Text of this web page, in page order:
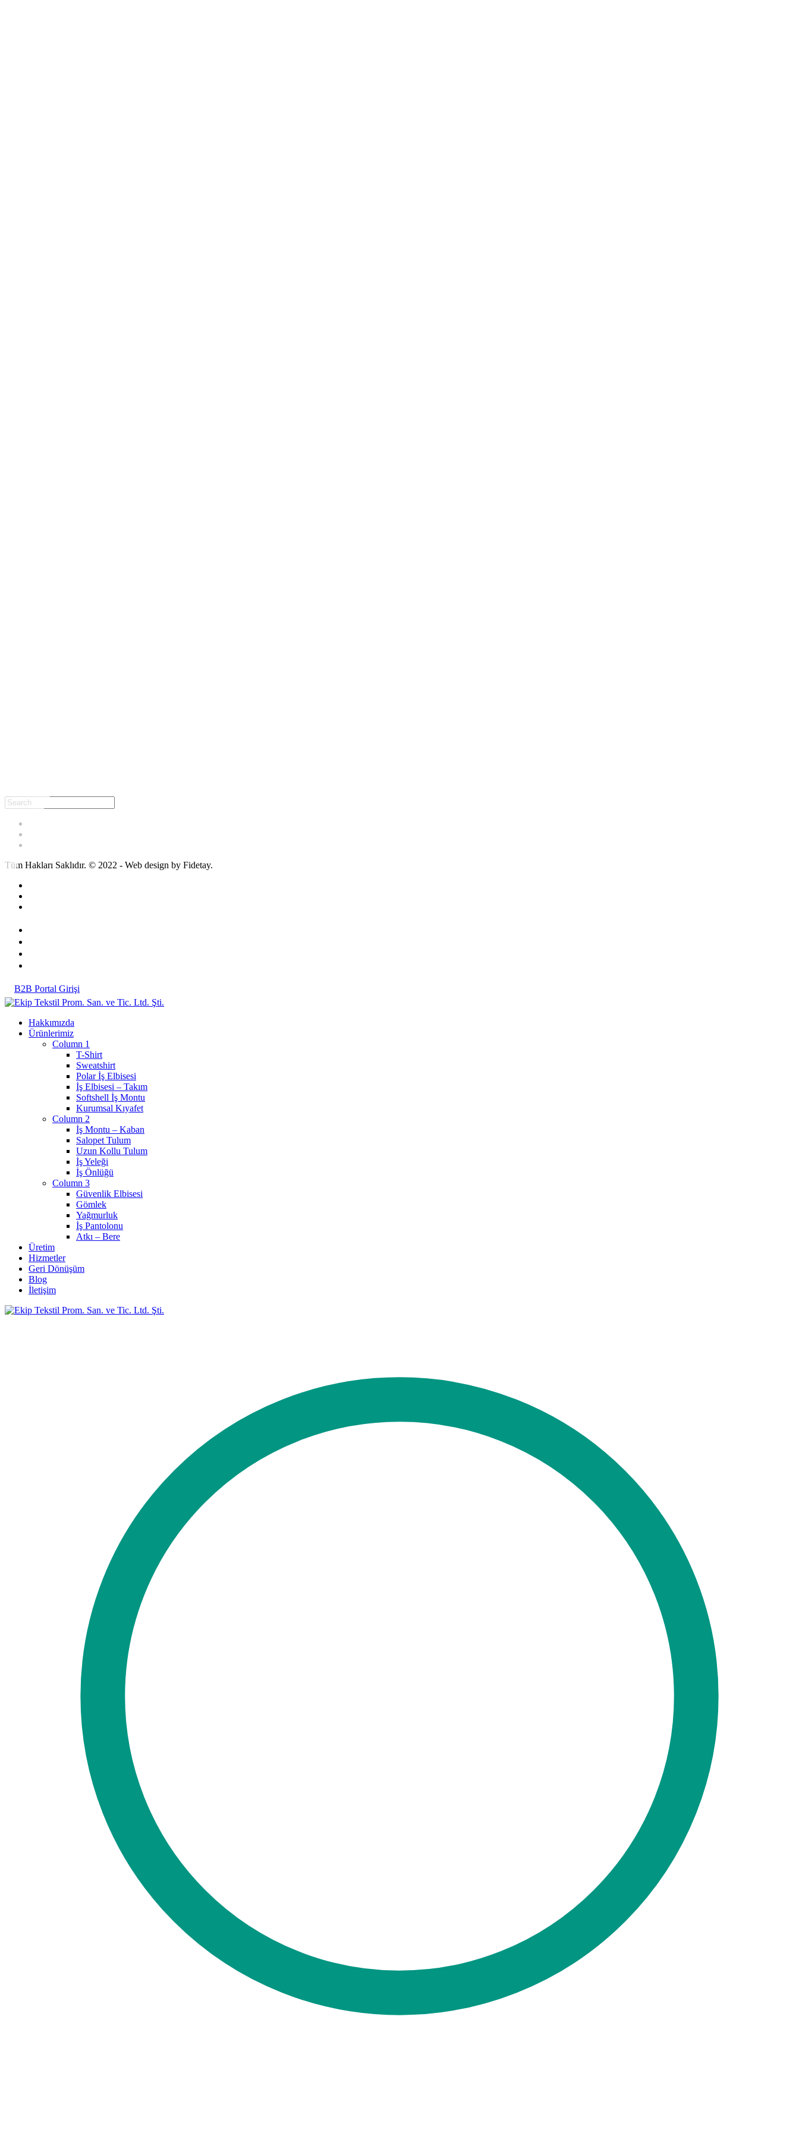
Tüm Hakları Saklıdır. © 2022 - Web design by Fidetay.
B2B Portal Girişi
Hakkımızda
Ürünlerimiz
Column 1
T-Shirt
Sweatshirt
Polar İş Elbisesi
İş Elbisesi – Takım
Softshell İş Montu
Kurumsal Kıyafet
Column 2
İş Montu – Kaban
Salopet Tulum
Uzun Kollu Tulum
İş Yeleği
İş Önlüğü
Column 3
Güvenlik Elbisesi
Gömlek
Yağmurluk
İş Pantolonu
Atkı – Bere
Üretim
Hizmetler
Geri Dönüşüm
Blog
İletişim